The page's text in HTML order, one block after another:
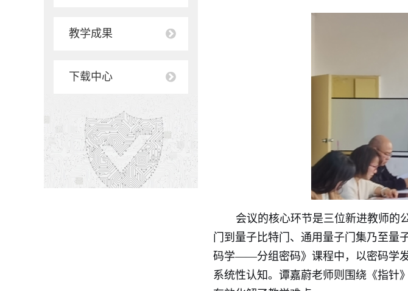
教学成果
下载中心
会议的核心环节是三位新进教师的
门到量子比特门、通用量子门集乃至量
码学——分组密码》课程中，以密码学
系统性认知。谭嘉蔚老师则围绕《指针